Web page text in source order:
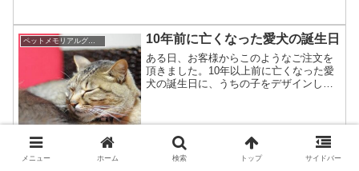
椅子のところに置きましたが、...
10年前に亡くなった愛犬の誕生日
ある日、お客様からこのようなご注文を
頂きました。10年以上前に亡くなった愛
犬の誕生日に、うちの子をデザインした
の事でした。商品はこちら↓写真で作るオ
ーダーニットですが、...
メニュー ホーム 検索 トップ サイドバー